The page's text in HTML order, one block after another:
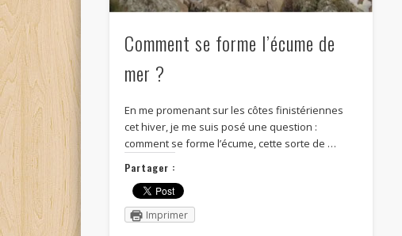
Comment se forme l’écume de
mer ?
En me promenant sur les côtes finistériennes
cet hiver, je me suis posé une question :
comment se forme l’écume, cette sorte de …
Partager :
Imprimer